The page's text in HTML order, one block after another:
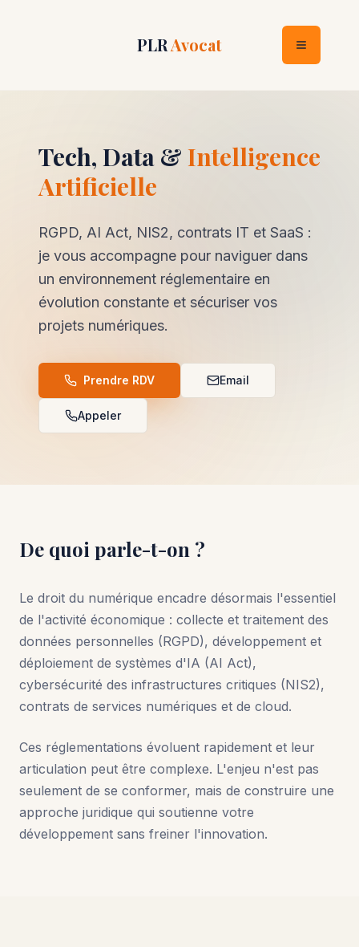
PLRAvocat
Tech, Data & Intelligence
Artificielle
RGPD, AI Act, NIS2, contrats IT et SaaS :
je vous accompagne pour naviguer dans
un environnement réglementaire en
évolution constante et sécuriser vos
projets numériques.
Prendre RDV Email
Appeler
De quoi parle-t-on ?
Le droit du numérique encadre désormais l'essentiel
de l'activité économique : collecte et traitement des
données personnelles (RGPD), développement et
déploiement de systèmes d'IA (AI Act),
cybersécurité des infrastructures critiques (NIS2),
contrats de services numériques et de cloud.
Ces réglementations évoluent rapidement et leur
articulation peut être complexe. L'enjeu n'est pas
seulement de se conformer, mais de construire une
approche juridique qui soutienne votre
développement sans freiner l'innovation.